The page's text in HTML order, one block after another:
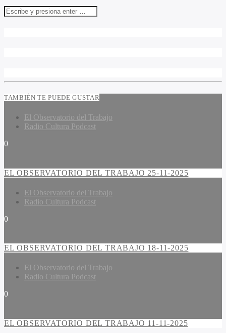
TAMBIÉN TE PUEDE GUSTAR
El Observatorio del Trabajo
Radio Cultura Podcast
0
EL OBSERVATORIO DEL TRABAJO 25-11-2025
El Observatorio del Trabajo
Radio Cultura Podcast
0
EL OBSERVATORIO DEL TRABAJO 18-11-2025
El Observatorio del Trabajo
Radio Cultura Podcast
0
EL OBSERVATORIO DEL TRABAJO 11-11-2025